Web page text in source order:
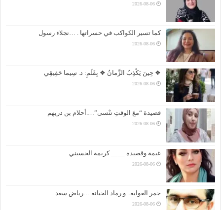
2026-08-06
كما تسير الكواكب في حسراتها . …نجلاء رسول
2026-08-06
❖ حِينَ يَكْذِبُ الزَّمانُ ❖ بِقَلَمِ: د. سِيما حَقِيقِي
2026-08-06
قصيدة “معَ الوقتِ تنْسى”….أحلام بن دريهم
2026-08-06
غيمة وقصيدة ____ كريمة الحسيني
2026-08-06
جمر الغواية.. و رماد الخيانة …رياض سعد
2026-08-06